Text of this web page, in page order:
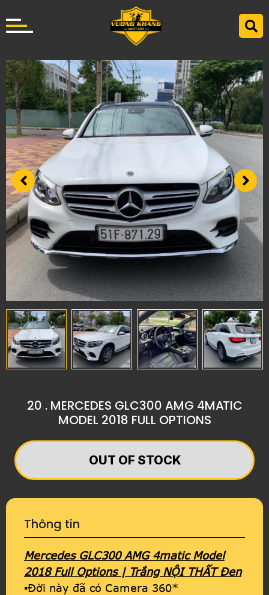
20 . MERCEDES GLC300 AMG 4MATIC
MODEL 2018 FULL OPTIONS
OUT OF STOCK
Thông tin
Mercedes GLC300 AMG 4matic Model
2018 Full Options | Trắng NỘI THẤT Đen
▪Đời này đã có Camera 360*